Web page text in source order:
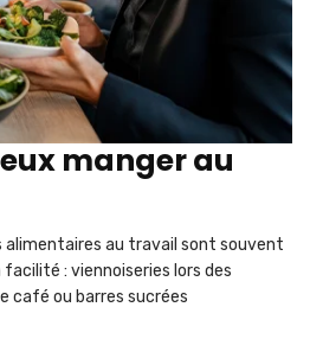
manger au
alimentaires au travail sont souvent
: viennoiseries lors des
café ou barres sucrées